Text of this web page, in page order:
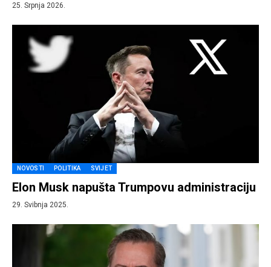
25. Srpnja 2026.
NOVOSTI POLITIKA SVIJET
Elon Musk napušta Trumpovu administraciju
29. Svibnja 2025.